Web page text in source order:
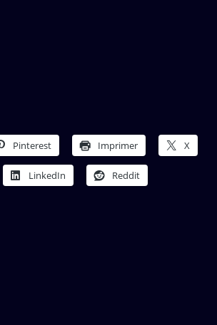
Pinterest Imprimer X
LinkedIn Reddit